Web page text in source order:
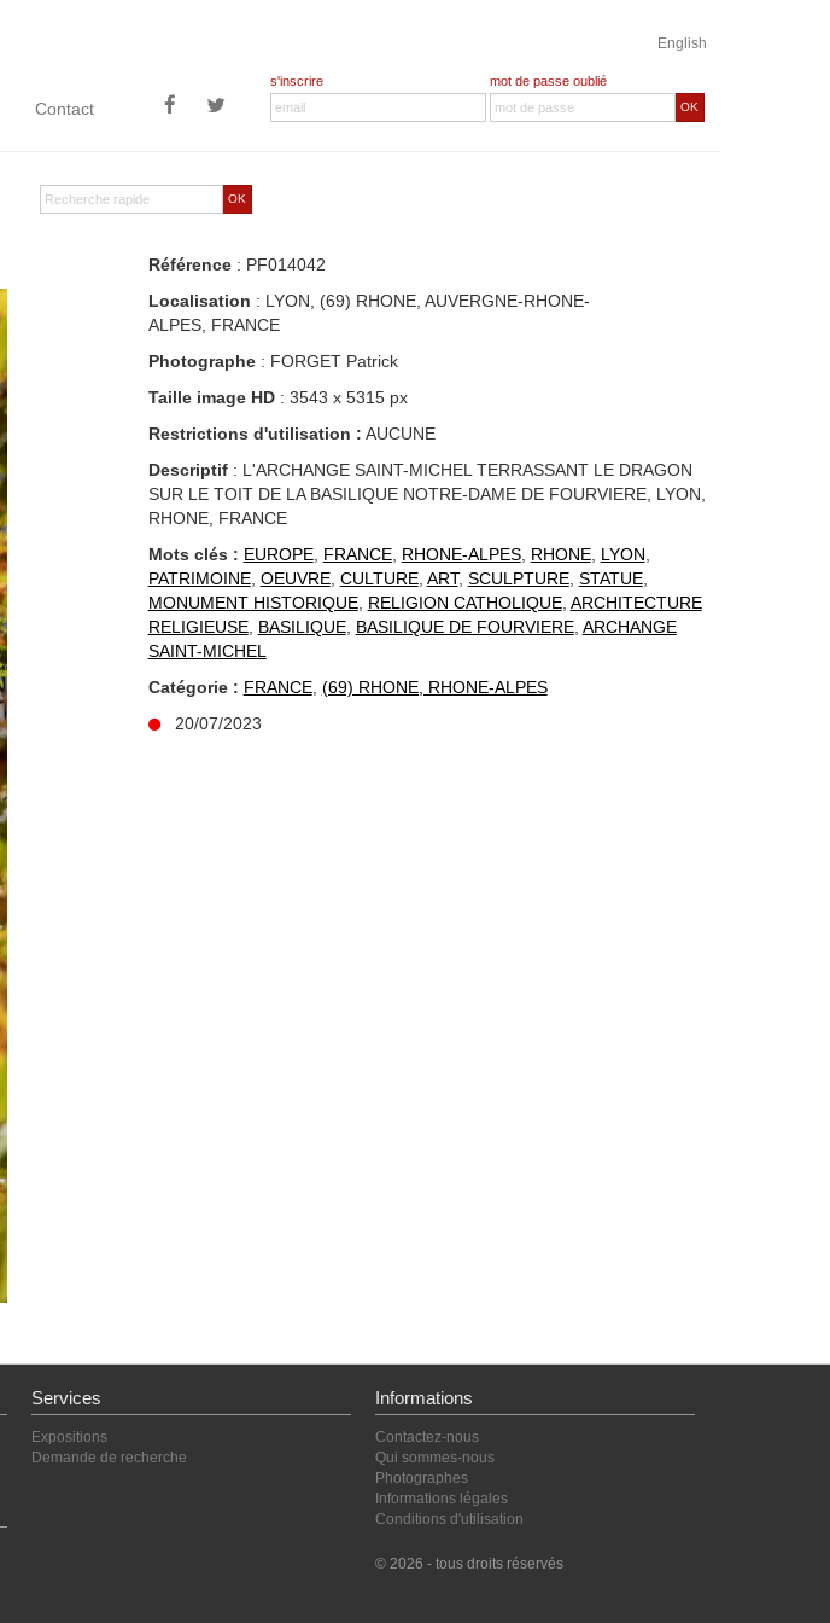
English
Contact
s'inscrire mot de passe oublié
OK
OK
Référence: PF014042
Localisation : LYON, (69) RHONE, AUVERGNE-RHONE-
ALPES, FRANCE
Photographe: FORGET Patrick
Taille image HD: 3543 x 5315 px
Restrictions d'utilisation : AUCUNE
Descriptif: L'ARCHANGE SAINT-MICHEL TERRASSANT LE DRAGON
SUR LE TOIT DE LA BASILIQUE NOTRE-DAME DE FOURVIERE, LYON,
RHONE, FRANCE
Mots clés : EUROPE, FRANCE, RHONE-ALPES, RHONE, LYON
PATRIMOINE, OEUVRE, CULTURE, ART, SCULPTURE, STATUE,
MONUMENT HISTORIQUE, RELIGION CATHOLIQUE, ARCHITECTURE
RELIGIEUSE, BASILIQUE, BASILIQUE DE FOURVIERE, ARCHANGE
SAINT-MICHEL
Catégorie : FRANCE, (69) RHONE, RHONE-ALPES
20/07/2023
Services
Expositions
Demande de recherche
Informations
Contactez-nous
Qui sommes-nous
Photographes
Informations légales
Conditions d'utilisation
© 2026 - tous droits réservés